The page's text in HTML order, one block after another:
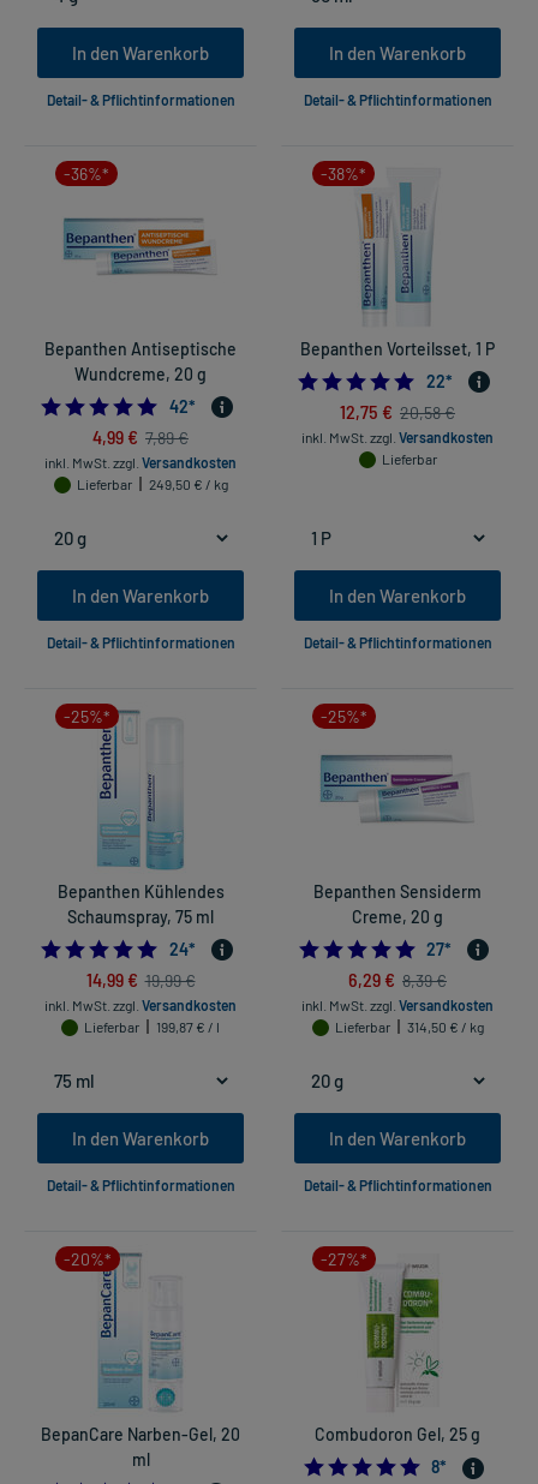
In den Warenkorb
Detail- & Pflichtinformationen
In den Warenkorb
Detail- & Pflichtinformationen
-36%*
Bepanthen Antiseptische
Wundcreme, 20 g
4.880952380952381
42*
4,99 € 7,89 €
inkl. MwSt. zzgl. Versandkosten
Lieferbar
249,50 € / kg
In den Warenkorb
Detail- & Pflichtinformationen
-38%*
Bepanthen Vorteilsset, 1 P
22*
12,75 € 20,58 €
inkl. MwSt. zzgl. Versandkosten
Lieferbar
In den Warenkorb
Detail- & Pflichtinformationen
-25%*
Bepanthen Kühlendes
Schaumspray, 75 ml
4.958333333333333
24*
14,99 € 19,99 €
inkl. MwSt. zzgl. Versandkosten
Lieferbar
199,87 € / l
In den Warenkorb
Detail- & Pflichtinformationen
-25%*
Bepanthen Sensiderm
Creme, 20 g
27*
6,29 € 8,39 €
inkl. MwSt. zzgl. Versandkosten
Lieferbar
314,50 € / kg
In den Warenkorb
Detail- & Pflichtinformationen
-20%*
BepanCare Narben-Gel, 20
ml
-27%*
Combudoron Gel, 25 g
4.75
8*